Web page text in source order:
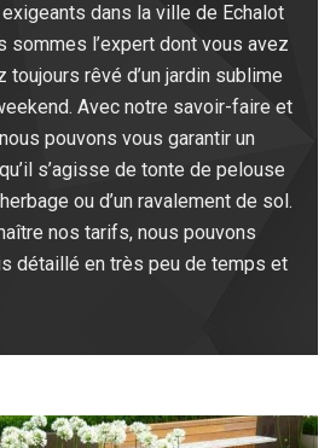
dans la ville de Echalot
sommes l’expert dont vous avez
rêvé d’un jardin sublime
Avec notre savoir-faire et
pouvons vous garantir un
s’agisse de tonte de pelouse
ou d’un ravalement de sol.
nos tarifs, nous pouvons
détaillé en très peu de temps et